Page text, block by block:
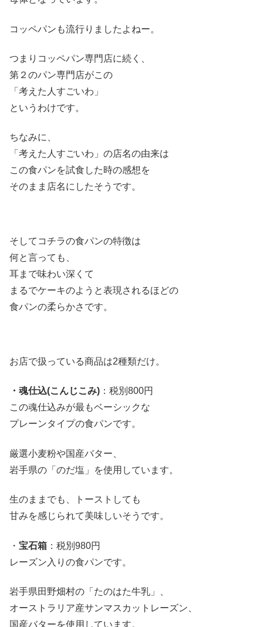
コッペパンも流行りましたよねー。
つまりコッペパン専門店に続く、
第２のパン専門店がこの
「考えた人すごいわ」
というわけです。
ちなみに、
「考えた人すごいわ」の店名の由来は
この食パンを試食した時の感想を
そのまま店名にしたそうです。
そしてコチラの食パンの特徴は
何と言っても、
耳まで味わい深くて
まるでケーキのようと表現されるほどの
食パンの柔らかさです。
お店で扱っている商品は2種類だけ。
・魂仕込(こんじこみ) ：税別800円
この魂仕込みが最もベーシックな
プレーンタイプの食パンです。
厳選小麦粉や国産バター、
岩手県の「のだ塩」を使用しています。
生のままでも、トーストしても
甘みを感じられて美味しいそうです。
・ 宝石箱 ：税別980円
レーズン入りの食パンです。
岩手県田野畑村の「たのはた牛乳」、
オーストラリア産サンマスカットレーズン、
国産バターを使用しています。